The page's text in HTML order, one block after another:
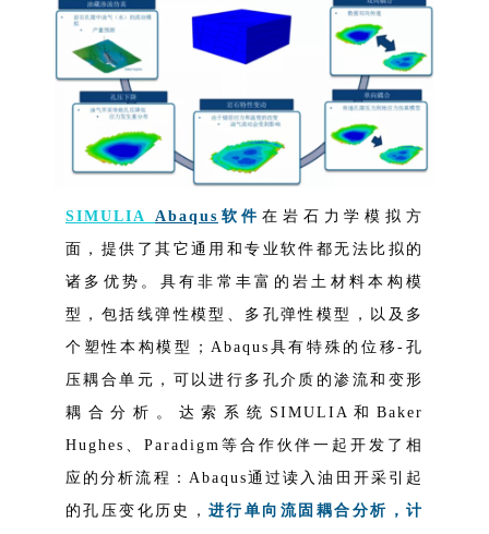
SIMULIA Abaqus 软件 在岩石力学模拟方
面，提供了其它通用和专业软件都无法比拟的
诸多优势。具有非常丰富的岩土材料本构模
型，包括线弹性模型、多孔弹性模型，以及多
个塑性本构模型；Abaqus具有特殊的位移-孔
压耦合单元，可以进行多孔介质的渗流和变形
耦合分析。达索系统SIMULIA和Baker
Hughes、Paradigm等合作伙伴一起开发了相
应的分析流程：Abaqus通过读入油田开采引起
的孔压变化历史， 进行单 向流固耦合分析，计